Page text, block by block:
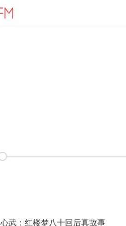
武：红楼梦八十回后真故事